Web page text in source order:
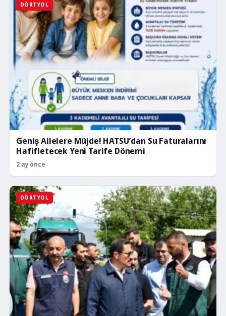
DÖRTYOL
Geniş Ailelere Müjde! HATSU’dan Su Faturalarını
Hafifletecek Yeni Tarife Dönemi
2 ay önce
DÖRTYOL